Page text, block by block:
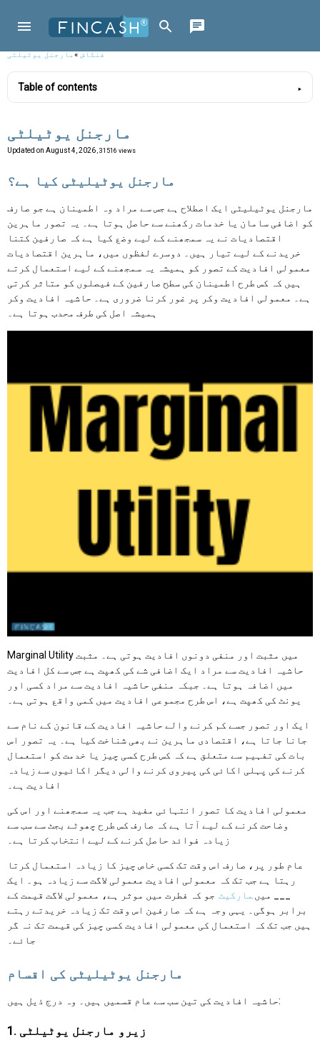
فنکاش»مارجنل یوٹیلٹی
Table of contents
مارجنل یوٹیلٹی
Updated on August 4, 2026 , 31516 views
مارجنل یوٹیلیٹی کیا ہے؟
مارجنل یوٹیلیٹی ایک اصطلاح ہے جس سے مراد وہ اطمینان ہے جو صارف
کو اضافی سامان یا خدمات رکھنے سے حاصل ہوتا ہے۔ یہ تصور ماہرین
اقتصادیات نے یہ سمجھنے کے لیے وضع کیا ہے کہ صارفین کتنا
خریدنے کے لیے تیار ہیں۔ دوسرے لفظوں میں، ماہرین اقتصادیات
معمولی افادیت کے تصور کو ہمیشہ یہ سمجھنے کے لیے استعمال کرتے
ہیں کہ کس طرح اطمینان کی سطح صارفین کے فیصلوں کو متاثر کرتی
ہے۔ معمولی افادیت وکر پر غور کرنا ضروری ہے۔ حاشیہ افادیت وکر
ہمیشہ اصل کی طرف محدب ہوتا ہے۔
Marginal Utility میں مثبت اور منفی دونوں افادیت ہوتی ہے۔ مثبت
حاشیہ افادیت سے مراد ایک اضافی شے کی کھپت ہے جس سے کل افادیت
میں اضافہ ہوتا ہے۔ جبکہ منفی حاشیہ افادیت سے مراد کسی اور
یونٹ کی کھپت ہے، اس طرح مجموعی افادیت میں کمی واقع ہوتی ہے۔
ایک اور تصور جسے کم کرنے والے حاشیہ افادیت کے قانون کے نام سے
جانا جاتا ہے، اقتصادی ماہرین نے بھی شناخت کیا ہے۔ یہ تصور اس
بات کی تفہیم سے متعلق ہے کہ کس طرح کسی چیز یا خدمت کو استعمال
کرنے کی پہلی اکائی کی پیروی کرنے والی دیگر اکائیوں سے زیادہ
افادیت ہے۔
معمولی افادیت کا تصور انتہائی مفید ہے جب یہ سمجھنے اور اس کی
وضاحت کرنے کے لیے آتا ہے کہ صارف کس طرح چھوٹے بجٹ سے سب سے
زیادہ فوائد حاصل کرنے کے لیے انتخاب کرتا ہے۔
عام طور پر، صارف اس وقت تک کسی خاص چیز کا زیادہ استعمال کرتا
رہتا ہے جب تک کہ معمولی افادیت معمولی لاگت سے زیادہ ہو۔ ایک
___ میں مارکیٹ جو کہ فطرت میں موثر ہے، معمولی لاگت قیمت کے
برابر ہوگی۔ یہی وجہ ہے کہ صارفین اس وقت تک زیادہ خریدتے رہتے
ہیں جب تک کہ استعمال کی معمولی افادیت کسی چیز کی قیمت تک نہ گر
جائے۔
مارجنل یوٹیلیٹی کی اقسام
حاشیہ افادیت کی تین سب سے عام قسمیں ہیں۔ وہ درج ذیل ہیں:
1. زیرو مارجنل یوٹیلٹی